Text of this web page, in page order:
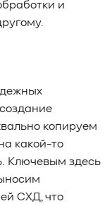
и
копируем
какой-то
Ключевым здесь
СХД, что